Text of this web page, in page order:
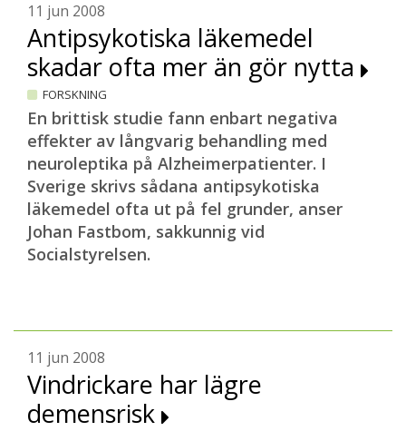
11 jun 2008
Antipsykotiska läkemedel
skadar ofta mer än gör nytta
FORSKNING
En brittisk studie fann enbart negativa
effekter av långvarig behandling med
neuroleptika på Alzheimerpatienter. I
Sverige skrivs sådana antipsykotiska
läkemedel ofta ut på fel grunder, anser
Johan Fastbom, sakkunnig vid
Socialstyrelsen.
11 jun 2008
Vindrickare har lägre
demensrisk